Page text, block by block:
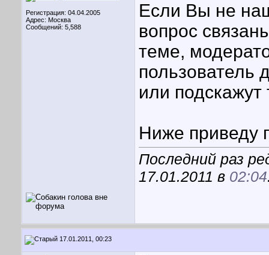
Регистрация: 04.04.2005
Адрес: Москва
Сообщений: 5,588
Если Вы не
вопрос
теме,
пользователь
или подскажут
Ниже приведу
Последний раз
17.01.2011 в 02:04
17.01.2011, 00:23